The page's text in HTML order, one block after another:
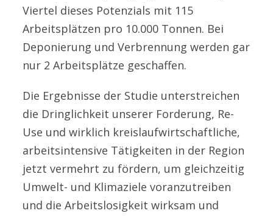
Viertel dieses Potenzials mit 115
Arbeitsplätzen pro 10.000 Tonnen. Bei
Deponierung und Verbrennung werden gar
nur 2 Arbeitsplätze geschaffen.
Die Ergebnisse der Studie unterstreichen
die Dringlichkeit unserer Forderung, Re-
Use und wirklich kreislaufwirtschaftliche,
arbeitsintensive Tätigkeiten in der Region
jetzt vermehrt zu fördern, um gleichzeitig
Umwelt- und Klimaziele voranzutreiben
und die Arbeitslosigkeit wirksam und